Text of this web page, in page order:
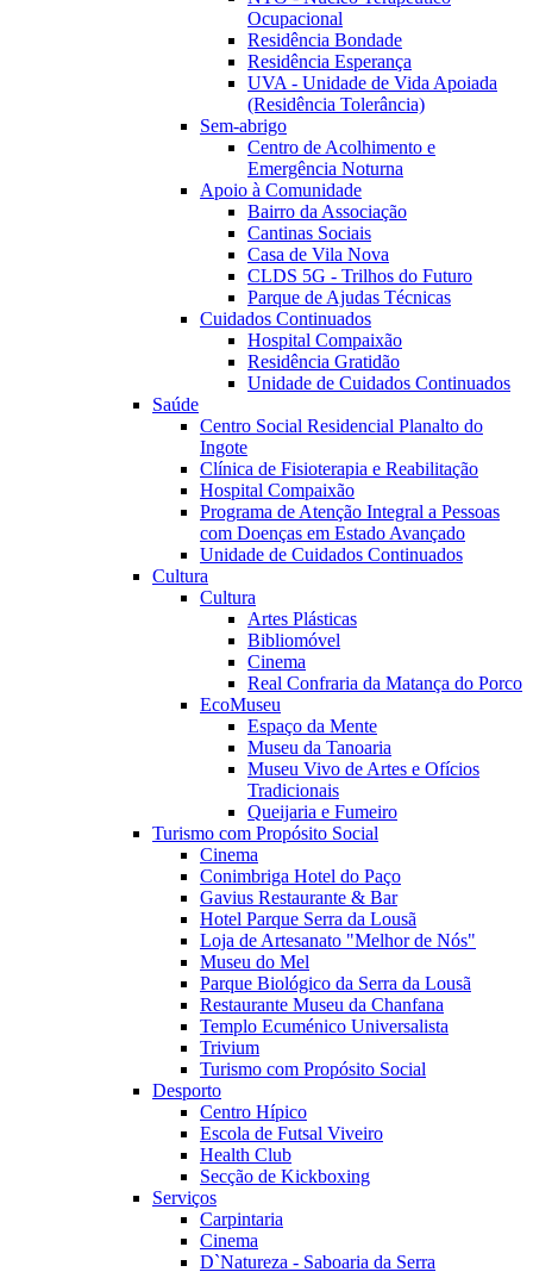
Ocupacional
Residência Bondade
Residência Esperança
UVA - Unidade de Vida Apoiada
(Residência Tolerância)
Sem-abrigo
Centro de Acolhimento e
Emergência Noturna
Apoio à Comunidade
Bairro da Associação
Cantinas Sociais
Casa de Vila Nova
CLDS 5G - Trilhos do Futuro
Parque de Ajudas Técnicas
Cuidados Continuados
Hospital Compaixão
Residência Gratidão
Unidade de Cuidados Continuados
Saúde
Centro Social Residencial Planalto do
Ingote
Clínica de Fisioterapia e Reabilitação
Hospital Compaixão
Programa de Atenção Integral a Pessoas
com Doenças em Estado Avançado
Unidade de Cuidados Continuados
Cultura
Cultura
Artes Plásticas
Bibliomóvel
Cinema
Real Confraria da Matança do Porco
EcoMuseu
Espaço da Mente
Museu da Tanoaria
Museu Vivo de Artes e Ofícios
Tradicionais
Queijaria e Fumeiro
Turismo com Propósito Social
Cinema
Conimbriga Hotel do Paço
Gavius Restaurante & Bar
Hotel Parque Serra da Lousã
Loja de Artesanato "Melhor de Nós"
Museu do Mel
Parque Biológico da Serra da Lousã
Restaurante Museu da Chanfana
Templo Ecuménico Universalista
Trivium
Turismo com Propósito Social
Desporto
Centro Hípico
Escola de Futsal Viveiro
Health Club
Secção de Kickboxing
Serviços
Carpintaria
Cinema
D`Natureza - Saboaria da Serra